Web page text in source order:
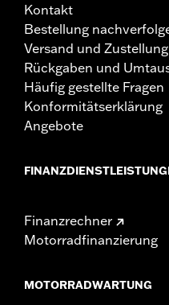
Kontakt
Bestellung
Versand und Zustellung
Rückgaben und
Häufig gestellte Fragen
Konformitätserklärung
Angebote
Finanzrechner
Motorradfinanzierung
MOTORRADWARTUNG